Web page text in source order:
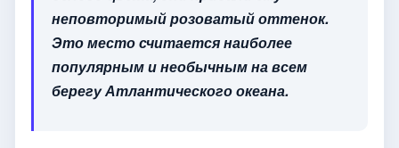
неповторимый розоватый оттенок.
Это место считается наиболее
популярным и необычным на всем
берегу Атлантического океана.